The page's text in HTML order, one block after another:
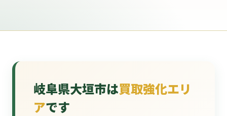
岐阜県大垣市は買取強化エリ
アです